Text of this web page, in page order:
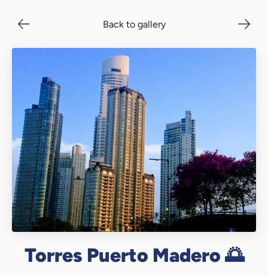
Back to gallery
Torres Puerto Madero 🌅